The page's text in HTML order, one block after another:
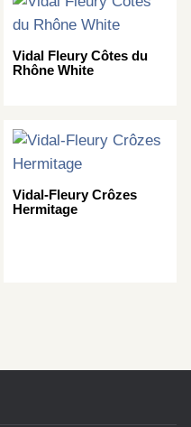
Vidal Fleury Côtes du
Rhône White
Vidal-Fleury Crôzes
Hermitage